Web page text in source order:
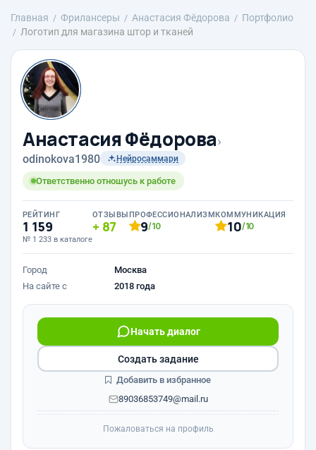
Главная Фрилансеры Анастасия Фёдорова
Портфолио
Логотип для магазина штор и тканей
Анастасия Фёдорова›
odinokova1980 Нейросаммари
Ответственно отношусь к работе
РЕЙТИНГ
1 159
№ 1 233 в каталоге
ОТЗЫВЫ
87
ПРОФЕССИОНАЛИЗМ
9/10
КОММУНИКАЦИЯ
10/10
Город
Москва
На сайте с
2018 года
Начать диалог
89036853749@mail.ru
Создать задание
Добавить в избранное
Пожаловаться на профиль